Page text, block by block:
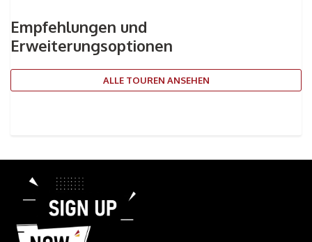
Empfehlungen und
Erweiterungsoptionen
ALLE TOUREN ANSEHEN